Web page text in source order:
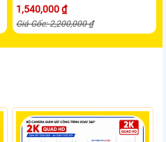
1,540,000 ₫
Giá Gốc: 2,200,000 ₫